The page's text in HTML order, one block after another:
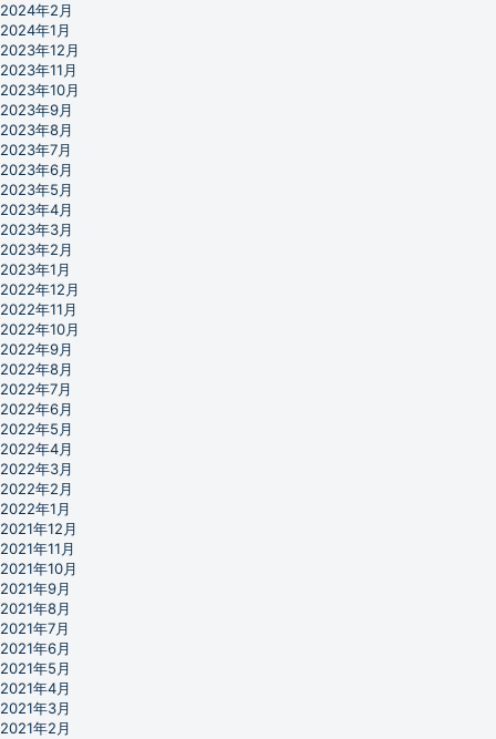
2024年2月
2024年1月
2023年12月
2023年11月
2023年10月
2023年9月
2023年8月
2023年7月
2023年6月
2023年5月
2023年4月
2023年3月
2023年2月
2023年1月
2022年12月
2022年11月
2022年10月
2022年9月
2022年8月
2022年7月
2022年6月
2022年5月
2022年4月
2022年3月
2022年2月
2022年1月
2021年12月
2021年11月
2021年10月
2021年9月
2021年8月
2021年7月
2021年6月
2021年5月
2021年4月
2021年3月
2021年2月